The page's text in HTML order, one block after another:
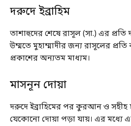
দরুদে ইব্রাহিম
তাশাহুদের শেষে রাসূল (সা.) এর
উম্মতে মুহাম্মাদীর জন্য রাসূলের
প্রকাশের অন্যতম মাধ্যম।
মাসনূন দোয়া
দরুদে ইব্রাহিমের পর কুরআন ও সহীহ
যেকোনো দোয়া পড়া যায়। এর মধ্যে